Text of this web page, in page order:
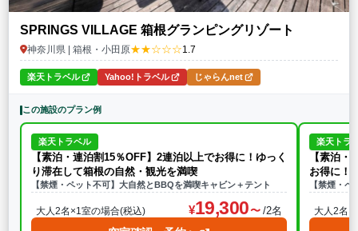
SPRINGS VILLAGE 箱根グランピングリゾート
神奈川県 | 箱根・小田原★★☆☆☆1.7
楽天トラベル Yahoo!トラベル じゃらんnet
この施設のプラン例
楽天トラベル
【素泊・連泊割15％OFF】2連泊以上でお得に！ゆっく
り滞在して箱根の自然・観光を満喫
【禁煙・ペット不可】大自然とBBQを満喫キャビン＋テント
大人2名×1室の場合(税込) 19,300 /2名
楽天トラ
【素泊
お得に！
【禁煙・
大人2名